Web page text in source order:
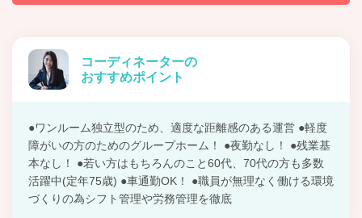
コーディネーターの
おすすめポイント
●ワンルーム独立型のため、適度な距離感のある運営 ●軽度
障がいの方のためのグループホーム！ ●夜勤なし！ ●残業基
本なし！ ●若い方はもちろんのこと60代、70代の方も多数
活躍中(定年75歳) ●車通勤OK！ ●職員が無理なく働ける環境
づくりの為シフト管理や労務管理を徹底